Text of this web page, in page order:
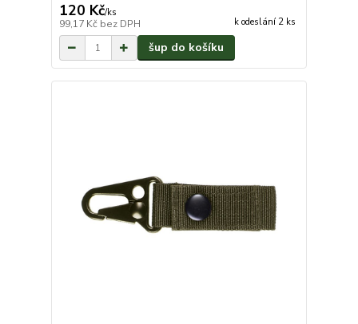
120 Kč/ks
99,17 Kč bez DPH k odeslání 2 ks
šup do košíku